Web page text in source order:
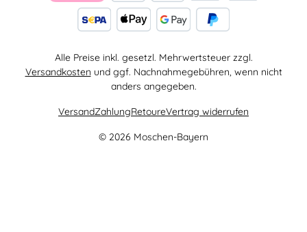
Alle Preise inkl. gesetzl. Mehrwertsteuer zzgl.
Versandkosten und ggf. Nachnahmegebühren, wenn nicht
anders angegeben.
© 2026 Moschen-Bayern
VersandZahlungRetoureVertrag widerrufen